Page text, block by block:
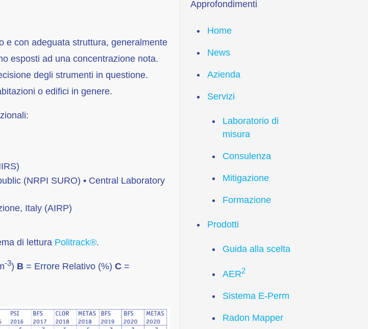
e con adeguata struttura, generalmente
esposti ad una concentrazione nota.
degli strumenti in questione.
o edifici in genere.
(NRPI SURO) • Central Laboratory
Italy (AIRP)
di lettura Politrack®.
-3) B = Errore Relativo (%)C =
Approfondimenti
Home
News
Azienda
Servizi
Laboratorio di
misura
Consulenza
Mitigazione
Formazione
Prodotti
Guida alla scelta
AER2
Sistema E-Perm
Radon Mapper